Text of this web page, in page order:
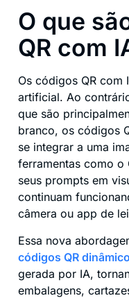
O que
QR com
Os códigos QR com
artificial. Ao
que são
branco, os códigos
se integrar a uma
ferramentas como o
seus prompts em
continuam
câmera ou app de
Essa nova
códigos QR
gerada por IA,
embalagens,